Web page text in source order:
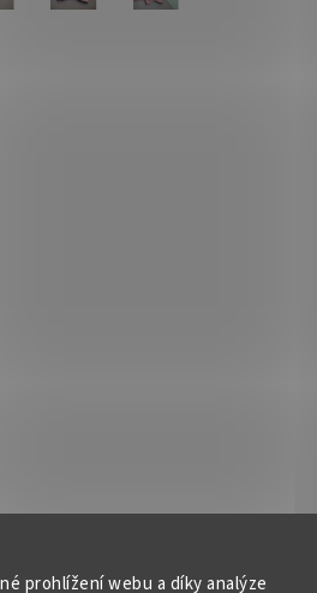
prohlížení webu a díky analýze